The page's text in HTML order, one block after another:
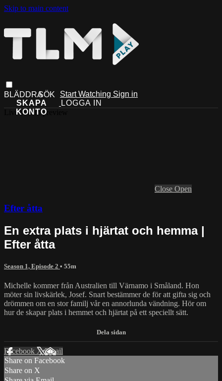
Skip to main content
Start Watching Sign in
Live stream preview
Close Open
Efter åtta
En extra plats i hjärtat och hemma |
Efter åtta
Season 1, Episode 2 • 55m
Michelle kommer från Australien till Värnamo i Småland. Hon
möter sin livskärlek, Josef. Snart bestämmer de för att gifta sig och
drömmen om en stor familj vår en annorlunda vändning. Hör om
hur de skapar plats i hemmet och hjärtat på ett speciellt sätt.
Facebook XEmail
Share on Facebook
Share on X